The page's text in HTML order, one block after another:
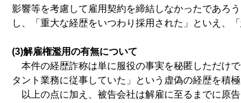
影響等を考慮して雇用契約を締結しなかったであろ
し、「重大な経歴をいつわり採用された」といえ、
(3)解雇権濫用の有無について
本件の経歴詐称は単に服役の事実を秘匿しただけ
タント業務に従事していた」という虚偽の経歴を積
以上の点に加え、被告会社は解雇に至るまでに原